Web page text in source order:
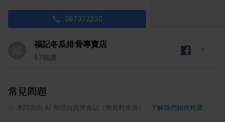
087372230
福記冬瓜排骨專賣店
67個讚
常見問題
本問答由 AI 整理自真實食記（附資料來源） 了解我們如何精選